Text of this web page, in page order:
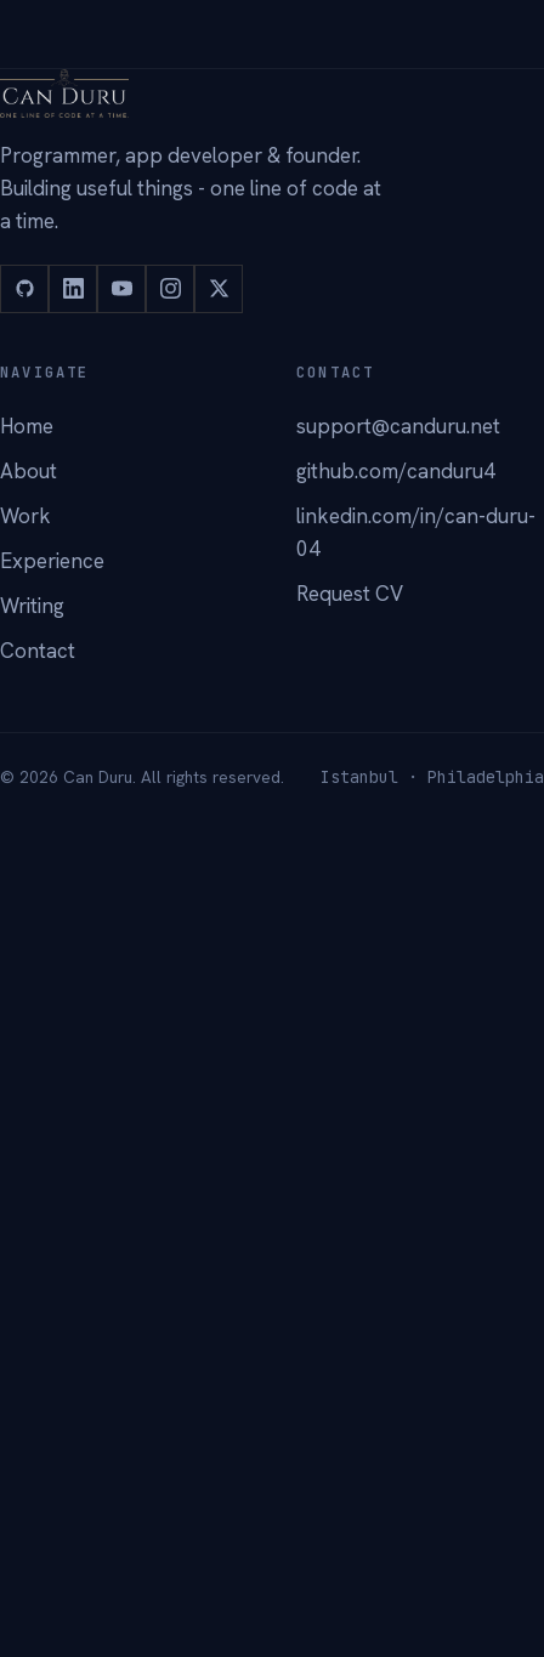
Programmer, app developer & founder.
Building useful things - one line of code at
a time.
NAVIGATE
Home
About
Work
Experience
Writing
Contact
CONTACT
support@canduru.net
github.com/canduru4
linkedin.com/in/can-duru-
04
Request CV
© 2026 Can Duru. All rights reserved. Istanbul · Philadelphia